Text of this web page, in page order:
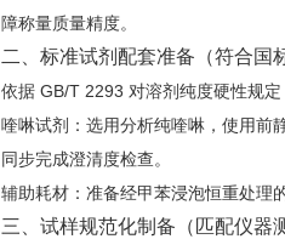
障称量质量精度。
二、标准试剂配套准备（符合国
依据 GB/T 2293 对溶剂纯度硬性规
喹啉试剂：选用分析纯喹啉，使用前
同步完成澄清度检查。
辅助耗材：准备经甲苯浸泡恒重处理
三、试样规范化制备（匹配仪器